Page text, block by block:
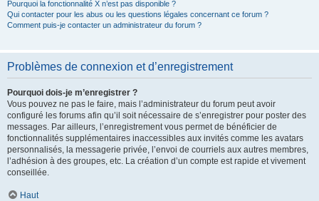
Pourquoi la fonctionnalité X n’est pas disponible ?
Qui contacter pour les abus ou les questions légales concernant ce forum ?
Comment puis-je contacter un administrateur du forum ?
Problèmes de connexion et d’enregistrement
Pourquoi dois-je m’enregistrer ?
Vous pouvez ne pas le faire, mais l’administrateur du forum peut avoir
configuré les forums afin qu’il soit nécessaire de s’enregistrer pour poster des
messages. Par ailleurs, l’enregistrement vous permet de bénéficier de
fonctionnalités supplémentaires inaccessibles aux invités comme les avatars
personnalisés, la messagerie privée, l’envoi de courriels aux autres membres,
l’adhésion à des groupes, etc. La création d’un compte est rapide et vivement
conseillée.
Haut